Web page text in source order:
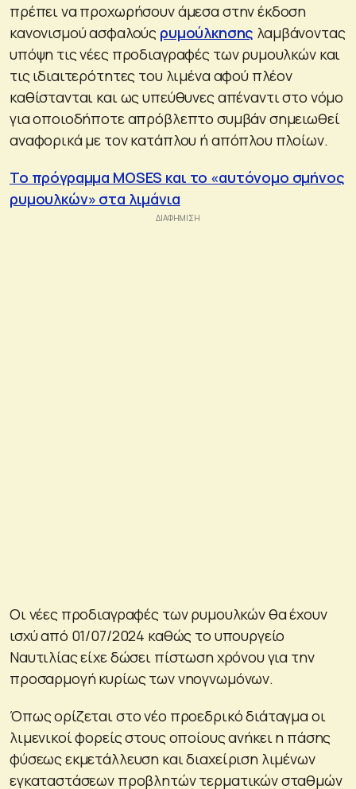
πρέπει να προχωρήσουν άμεσα στην έκδοση
κανονισμού ασφαλούς ρυμούλκησης λαμβάνοντας
υπόψη τις νέες προδιαγραφές των ρυμουλκών και
τις ιδιαιτερότητες του λιμένα αφού πλέον
καθίστανται και ως υπεύθυνες απέναντι στο νόμο
για οποιοδήποτε απρόβλεπτο συμβάν σημειωθεί
αναφορικά με τον κατάπλου ή απόπλου πλοίων.
Το πρόγραμμα MOSES και το «αυτόνομο σμήνος
ρυμουλκών» στα λιμάνια
Οι νέες προδιαγραφές των ρυμουλκών θα έχουν
ισχύ από 01/07/2024 καθώς το υπουργείο
Ναυτιλίας είχε δώσει πίστωση χρόνου για την
προσαρμογή κυρίως των νηογνωμόνων.
Όπως ορίζεται στο νέο προεδρικό διάταγμα οι
λιμενικοί φορείς στους οποίους ανήκει η πάσης
φύσεως εκμετάλλευση και διαχείριση λιμένων
εγκαταστάσεων προβλητών τερματικών σταθμών